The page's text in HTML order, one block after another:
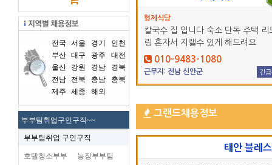
전국 서울 경기
인천
부산 대구 광주
대전
울산
강원 경남
경북
전남
전북 충남
충북
제주
세종 해외
부부팀취업구인구직~~
부부팀취업 구인구직
호텔청소부부 농장부부팀
형제식당
칼국수 집 입니다 숙소 단독 주택 리
링 혼자서 지랠수 있게 해드려요
010-9483-1080
근무지: 전남 신안군 긴
그랜드채용정보
태안 블레